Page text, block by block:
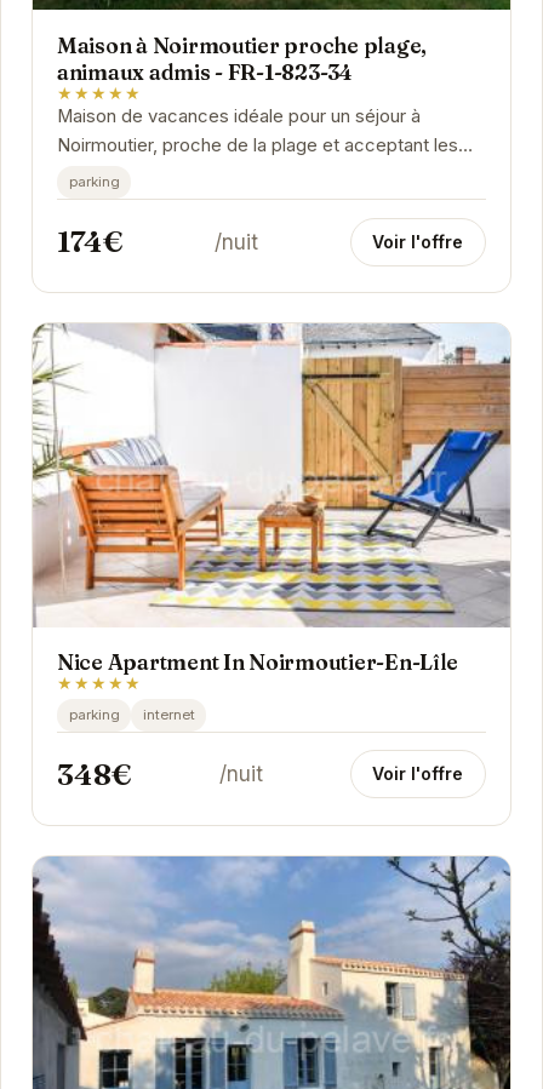
Maison à Noirmoutier proche plage,
animaux admis - FR-1-823-34
★★★★★
Maison de vacances idéale pour un séjour à
Noirmoutier, proche de la plage et acceptant les
animaux de compagnie. Profitez d'un
environnement...
parking
174€ /nuit Voir l'offre
Nice Apartment In Noirmoutier-En-Lîle
★★★★★
parking internet
348€ /nuit Voir l'offre